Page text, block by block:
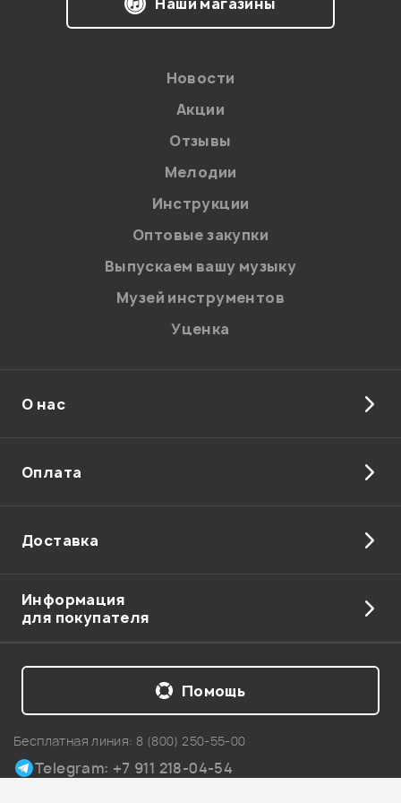
соответствии сПолитикой в отношении обработки
персональных данных.
Наши магазины
Новости
Акции
Отзывы
Мелодии
Инструкции
Оптовые закупки
Выпускаем вашу музыку
Музей инструментов
Уценка
О нас
Оплата
Доставка
Информация
для покупателя
Бесплатная линия: 8 (800) 250-55-00
Telegram: +7 911 218-04-54
Помощь